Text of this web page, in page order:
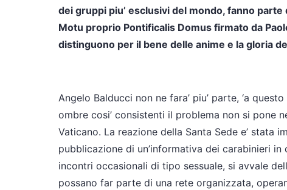
dei gruppi piu’ esclusivi del mondo, fanno parte
Motu proprio Pontificalis Domus firmato da
distinguono per il bene delle anime e la gloria
Angelo Balducci non ne fara’ piu’ parte, ‘a
ombre cosi’ consistenti il problema non si pone
Vaticano. La reazione della Santa Sede e’ stata
pubblicazione di un’informativa dei carabinieri in
incontri occasionali di tipo sessuale, si avvale
possano far parte di una rete organizzata,